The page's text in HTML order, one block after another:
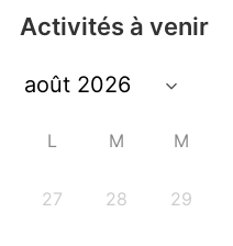
Activités à venir
L M M
27 28 29